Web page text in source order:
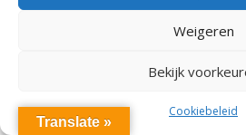
Weigeren
Bekijk
Cookiebeleid
Translate »